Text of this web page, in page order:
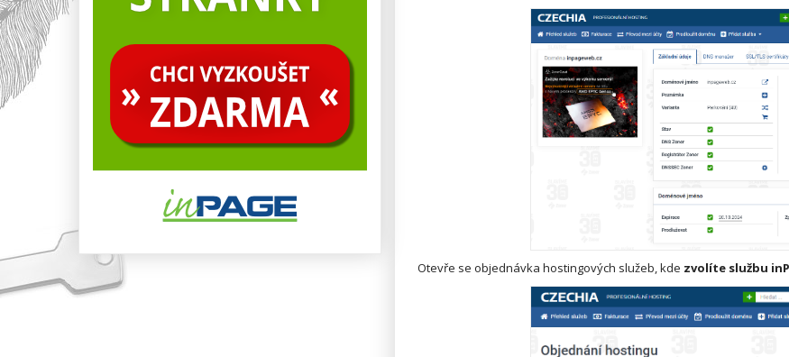
Otevře se objednávka hostingových služeb, kde zvolíte službu